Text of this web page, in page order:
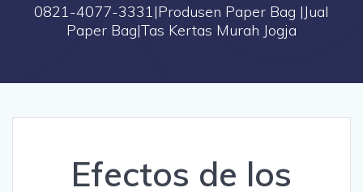
0821-4077-3331|Produsen Paper Bag |Jual
Paper Bag|Tas Kertas Murah Jogja
Efectos de los